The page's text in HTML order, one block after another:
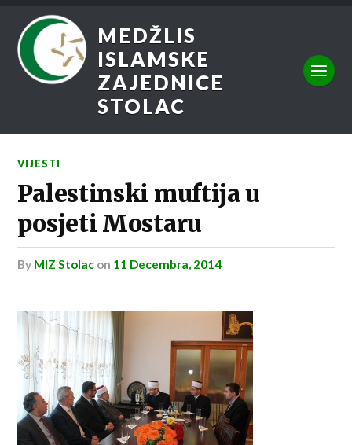
MEDŽLIS
ISLAMSKE
ZAJEDNICE
STOLAC
VIJESTI
Palestinski muftija u
posjeti Mostaru
by MIZ Stolac on 11 Decembra, 2014